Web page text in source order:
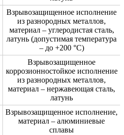
Взрывозащищенное исполнение
из разнородных металлов,
материал – углеродистая сталь,
латунь (допустимая температура
– до +200 °C)
Взрывозащищенное
коррозионностойкое исполнение
из разнородных металлов,
материал – нержавеющая сталь,
латунь
Взрывозащищенное исполнение,
материал – алюминиевые
сплавы